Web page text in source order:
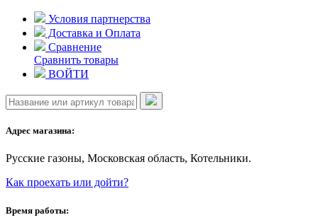
Skip
content
Условия партнерства
Доставка и Оплата
Сравнение
Сравнить товары
ВОЙТИ
Адрес магазина:
Русские газоны, Московская область, Котельники.
Как проехать или дойти?
Время работы: